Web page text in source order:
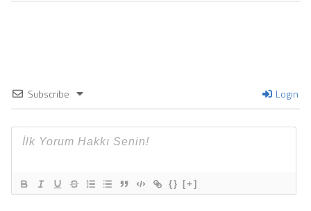
Subscribe Login
{} [+]